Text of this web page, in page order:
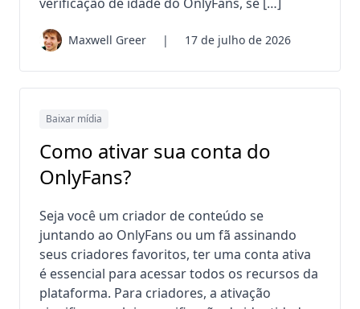
Maxwell Greer | 17 de julho de 2026
Baixar mídia
Como ativar sua conta do
OnlyFans?
Seja você um criador de conteúdo se
juntando ao OnlyFans ou um fã assinando
seus criadores favoritos, ter uma conta ativa
é essencial para acessar todos os recursos da
plataforma. Para criadores, a ativação